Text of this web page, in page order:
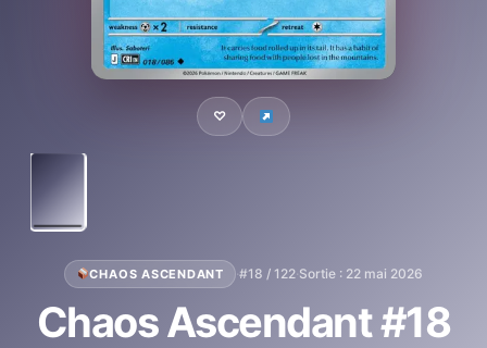
♡
CHAOS ASCENDANT ·#18 / 122·Sortie : 22 mai 2026
Chaos Ascendant #18